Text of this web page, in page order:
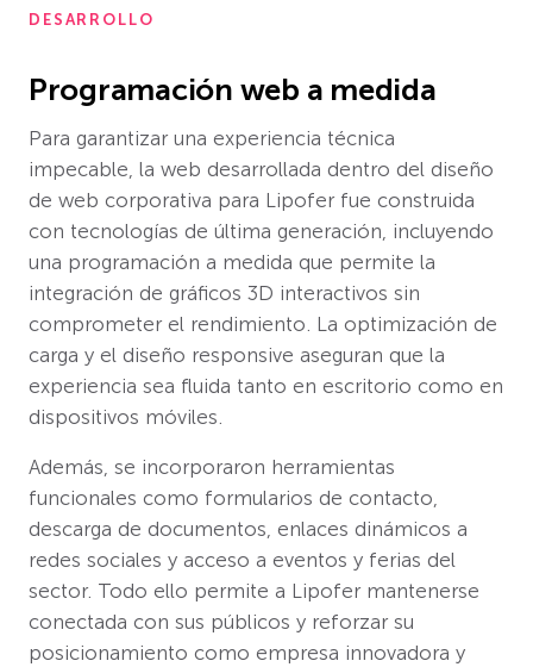
DESARROLLO
Programación web a medida
Para garantizar una experiencia técnica
impecable, la web desarrollada dentro del diseño
de web corporativa para Lipofer fue construida
con tecnologías de última generación, incluyendo
una programación a medida que permite la
integración de gráficos 3D interactivos sin
comprometer el rendimiento. La optimización de
carga y el diseño responsive aseguran que la
experiencia sea fluida tanto en escritorio como en
dispositivos móviles.
Además, se incorporaron herramientas
funcionales como formularios de contacto,
descarga de documentos, enlaces dinámicos a
redes sociales y acceso a eventos y ferias del
sector. Todo ello permite a Lipofer mantenerse
conectada con sus públicos y reforzar su
posicionamiento como empresa innovadora y